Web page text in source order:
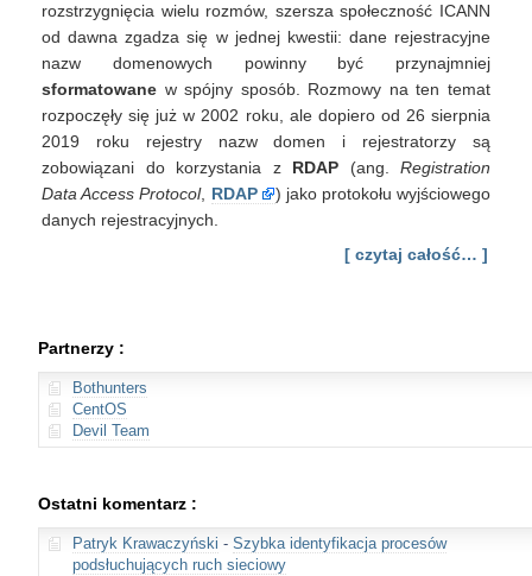
rozstrzygnięcia wielu rozmów, szersza społeczność ICANN
od dawna zgadza się w jednej kwestii: dane rejestracyjne
nazw domenowych powinny być przynajmniej
sformatowane w spójny sposób. Rozmowy na ten temat
rozpoczęły się już w 2002 roku, ale dopiero od 26 sierpnia
2019 roku rejestry nazw domen i rejestratorzy są
zobowiązani do korzystania z RDAP (ang. Registration
Data Access Protocol, RDAP
) jako protokołu wyjściowego
danych rejestracyjnych.
[ czytaj całość… ]
Partnerzy :
Bothunters
CentOS
Devil Team
Ostatni komentarz :
Patryk Krawaczyński - Szybka identyfikacja procesów
podsłuchujących ruch sieciowy